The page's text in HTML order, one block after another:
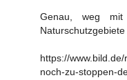
Genau, weg
https://
noch-zu-stoppen-